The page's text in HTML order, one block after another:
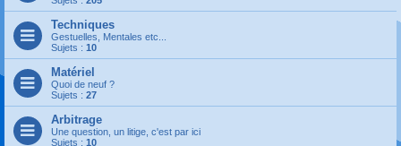
Techniques
Gestuelles, Mentales etc...
Sujets : 10
Matériel
Quoi de neuf ?
Sujets : 27
Arbitrage
Une question, un litige, c'est par ici
Sujets : 10